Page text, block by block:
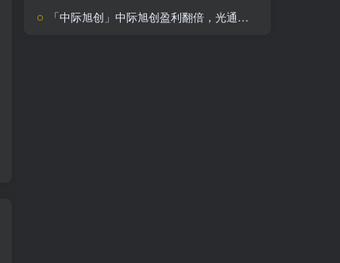
「中际旭创」中际旭创盈利翻倍，光通信龙头前景看好，投资价值凸显